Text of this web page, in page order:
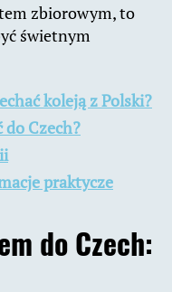
zbiorowym, to
świetnym
koleją z Polski?
do Czech?
praktycze
do Czech: